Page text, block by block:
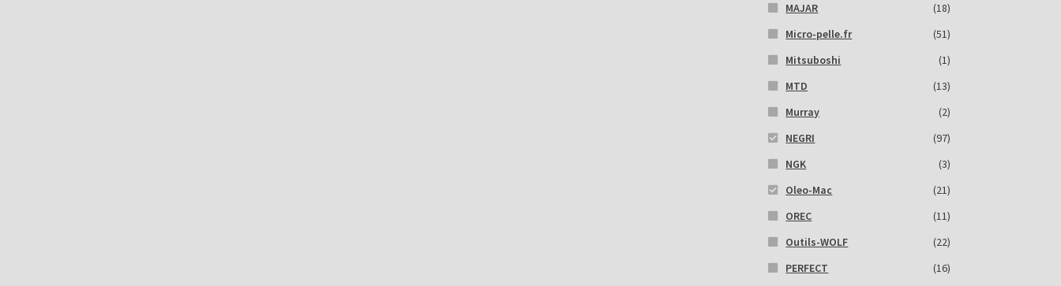
MAJAR
(18)
Micro-pelle.fr
(51)
Mitsuboshi
(1)
MTD
(13)
Murray
(2)
NEGRI
(97)
NGK
(3)
Oleo-Mac
(21)
OREC
(11)
Outils-WOLF
(22)
PERFECT
(16)